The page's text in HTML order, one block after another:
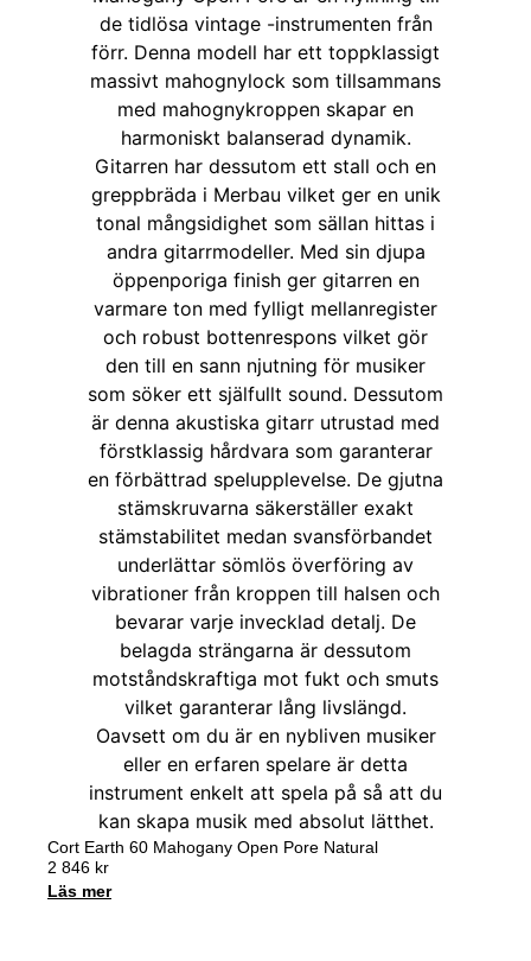
Cort Earth 60 Mahogany Open Pore Natural
2 846 kr
Läs mer